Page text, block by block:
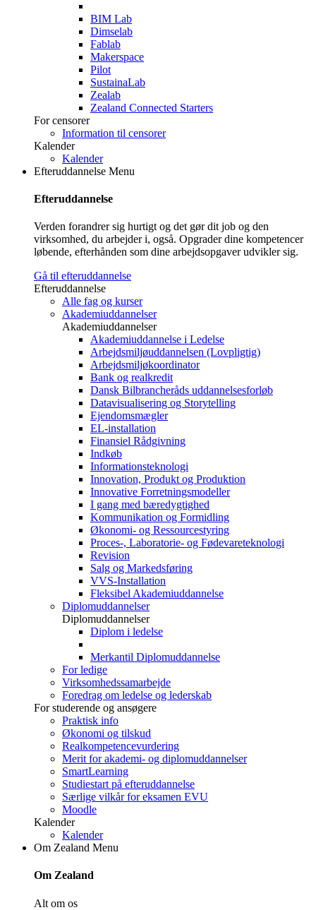
BIM Lab
Dimselab
Fablab
Makerspace
Pilot
SustainaLab
Zealab
Zealand Connected Starters
For censorer
Information til censorer
Kalender
Kalender
Efteruddannelse Menu
Efteruddannelse
Verden forandrer sig hurtigt og det gør dit job og den
virksomhed, du arbejder i, også. Opgrader dine kompetencer
løbende, efterhånden som dine arbejdsopgaver udvikler sig.
Gå til efteruddannelse
Efteruddannelse
Alle fag og kurser
Akademiuddannelser
Akademiuddannelser
Akademiuddannelse i Ledelse
Arbejdsmiljøuddannelsen (Lovpligtig)
Arbejdsmiljøkoordinator
Bank og realkredit
Dansk Bilbrancheråds uddannelsesforløb
Datavisualisering og Storytelling
Ejendomsmægler
EL-installation
Finansiel Rådgivning
Indkøb
Informationsteknologi
Innovation, Produkt og Produktion
Innovative Forretningsmodeller
I gang med bæredygtighed
Kommunikation og Formidling
Økonomi- og Ressourcestyring
Proces-, Laboratorie- og Fødevareteknologi
Revision
Salg og Markedsføring
VVS-Installation
Fleksibel Akademiuddannelse
Diplomuddannelser
Diplomuddannelser
Diplom i ledelse
Merkantil Diplomuddannelse
For ledige
Virksomhedssamarbejde
Foredrag om ledelse og lederskab
For studerende og ansøgere
Praktisk info
Økonomi og tilskud
Realkompetencevurdering
Merit for akademi- og diplomuddannelser
SmartLearning
Studiestart på efteruddannelse
Særlige vilkår for eksamen EVU
Moodle
Kalender
Kalender
Om Zealand Menu
Om Zealand
Alt om os